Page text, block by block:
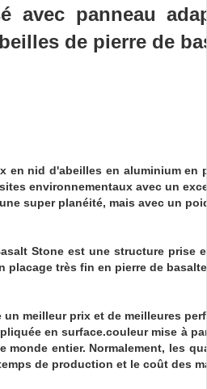
avec panneau
de pierre de
en nid d'abeilles en aluminium
environnementaux avec un
super planéité, mais avec un
Stone est une structure prise
placage très fin en pierre de
meilleur prix et de meilleures
en surface.couleur mise à
monde entier. Normalement, les
de production et le coût des